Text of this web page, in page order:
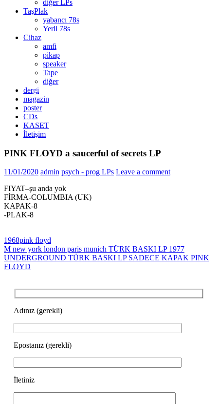
diğer LPs
TaşPlak
yabancı 78s
Yerli 78s
Cihaz
amfi
pikap
speaker
Tape
diğer
dergi
magazin
poster
CDs
KASET
İletişim
PINK FLOYD a saucerful of secrets LP
11/01/2020 admin psych - prog LPs Leave a comment
FIYAT–şu anda yok
FİRMA-COLUMBIA (UK)
KAPAK-8
-PLAK-8
1968pink floyd
Yazı
gezinmesi
Previous
Post:
M new york london paris munich TÜRK BASKI LP 1977
Next
Post:
UNDERGROUND TÜRK BASKI LP SADECE KAPAK PINK
FLOYD
Adınız (gerekli)
Epostanız (gerekli)
İletiniz